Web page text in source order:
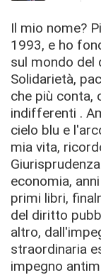
Il mio nome?
1993, e ho
sul mondo del
Solidarietà,
che più conta,
indifferenti .
cielo blu e
mia vita,
economia,
primi libri,
del diritto
altro,
straordinaria
impegno